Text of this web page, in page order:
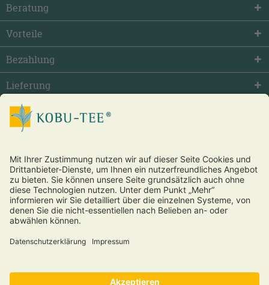
Beratung
Vorteile
Bezahlung
Lieferung
facebook twitter youtube
Vertrag widerrufen
* Alle Preise inkl. gesetzl. Mehrwertsteuer zzgl.Versandkosten